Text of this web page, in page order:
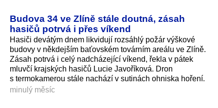
Budova 34 ve Zlíně stále doutná, zásah
hasičů potrvá i přes víkend
Hasiči devátým dnem likvidují rozsáhlý požár výškové
budovy v někdejším baťovském továrním areálu ve Zlíně.
Zásah potrvá i celý nadcházející víkend, řekla v pátek
mluvčí krajských hasičů Lucie Javoříková. Dron
s termokamerou stále nachází v sutinách ohniska hoření.
minulý měsíc